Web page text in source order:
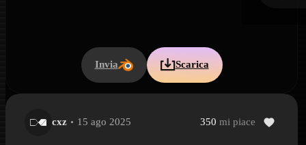
Invia Scarica
Statua di gargoyle gotico accovacciato
cxz 15 ago 2025 350 mi piace